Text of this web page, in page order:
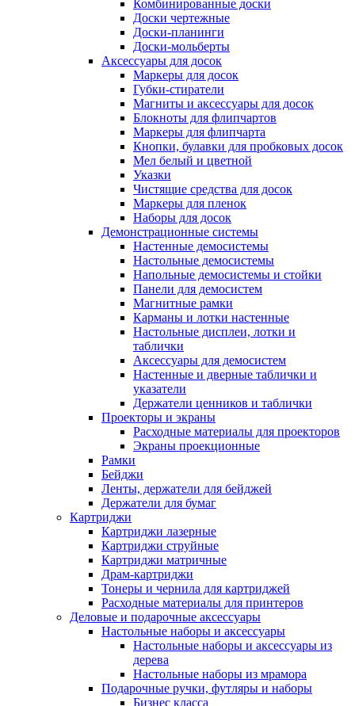
Комбинированные доски
Доски чертежные
Доски-планинги
Доски-мольберты
Аксессуары для досок
Маркеры для досок
Губки-стиратели
Магниты и аксессуары для досок
Блокноты для флипчартов
Маркеры для флипчарта
Кнопки, булавки для пробковых досок
Мел белый и цветной
Указки
Чистящие средства для досок
Маркеры для пленок
Наборы для досок
Демонстрационные системы
Настенные демосистемы
Настольные демосистемы
Напольные демосистемы и стойки
Панели для демосистем
Магнитные рамки
Карманы и лотки настенные
Настольные дисплеи, лотки и
таблички
Аксессуары для демосистем
Настенные и дверные таблички и
указатели
Держатели ценников и таблички
Проекторы и экраны
Расходные материалы для проекторов
Экраны проекционные
Рамки
Бейджи
Ленты, держатели для бейджей
Держатели для бумаг
Картриджи
Картриджи лазерные
Картриджи струйные
Картриджи матричные
Драм-картриджи
Тонеры и чернила для картриджей
Расходные материалы для принтеров
Деловые и подарочные аксессуары
Настольные наборы и аксессуары
Настольные наборы и аксессуары из
дерева
Настольные наборы из мрамора
Подарочные ручки, футляры и наборы
Бизнес класса